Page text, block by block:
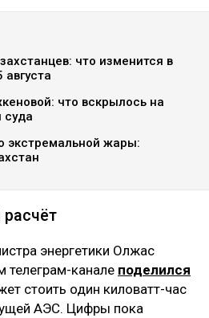
что изменится в
что вскрылось на
суда
экстремальной жары:
энергетики Олжас
телеграм-канале поделился
стоить один киловатт-час
АЭС. Цифры пока